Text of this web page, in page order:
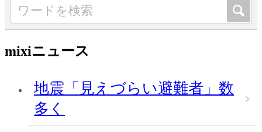
mixiニュース
地震「見えづらい避難者」数
多く